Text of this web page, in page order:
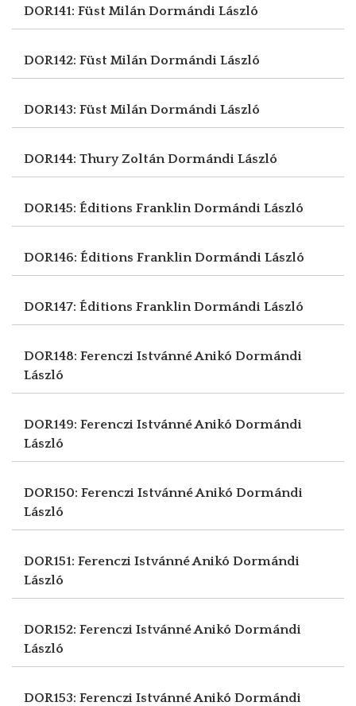
DOR141: Füst MilánDormándi László
DOR142: Füst MilánDormándi László
DOR143: Füst MilánDormándi László
DOR144: Thury ZoltánDormándi László
DOR145: Éditions FranklinDormándi László
DOR146: Éditions FranklinDormándi László
DOR147: Éditions FranklinDormándi László
DOR148: Ferenczi Istvánné Anikó Dormándi
László
DOR149: Ferenczi Istvánné Anikó Dormándi
László
DOR150: Ferenczi Istvánné Anikó Dormándi
László
DOR151: Ferenczi Istvánné Anikó Dormándi
László
DOR152: Ferenczi Istvánné Anikó Dormándi
László
DOR153: Ferenczi Istvánné Anikó Dormándi